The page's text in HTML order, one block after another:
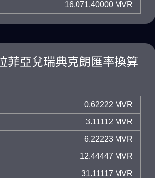
16,071.40000 MVR
菲亞兌瑞典克朗匯率換算
0.62222 MVR
3.11112 MVR
6.22223 MVR
12.44447 MVR
31.11117 MVR